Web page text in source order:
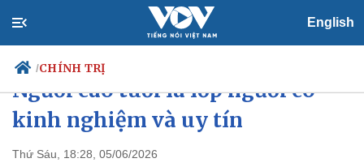
English
/CHÍNH TRỊ
Chính trị
Tổng Bí thư, Chủ tịch nước:
Người cao tuổi là lớp người có
kinh nghiệm và uy tín
Thứ Sáu, 18:28, 05/06/2026